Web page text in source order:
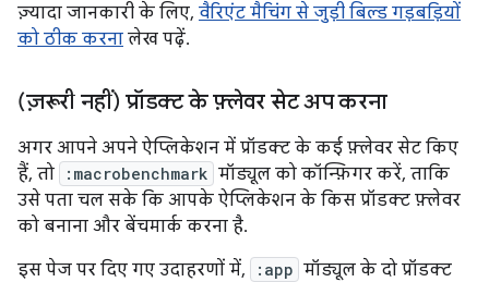
ज़्यादा जानकारी के लिए, वैरिएंट मैचिंग से जुड़ी बिल्ड गड़बड़ियों
को ठीक करना लेख पढ़ें.
(ज़रूरी नहीं) प्रॉडक्ट के फ़्लेवर सेट अप करना
अगर आपने अपने ऐप्लिकेशन में प्रॉडक्ट के कई फ़्लेवर सेट किए
हैं, तो
:macrobenchmark मॉड्यूल को कॉन्फ़िगर करें, ताकि
उसे पता चल सके कि आपके ऐप्लिकेशन के किस प्रॉडक्ट फ़्लेवर
को बनाना और बेंचमार्क करना है.
इस पेज पर दिए गए उदाहरणों में,
:app मॉड्यूल के दो प्रॉडक्ट